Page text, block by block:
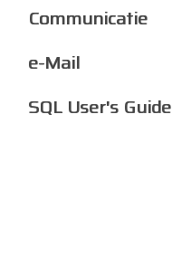
Communicatie
e-Mail
SQL User's Guide